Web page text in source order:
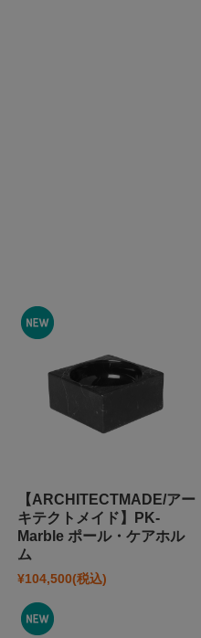
【ARCHITECTMADE/アー
キテクトメイド】PK-
Marble ポール・ケアホル
ム
¥104,500(税込)